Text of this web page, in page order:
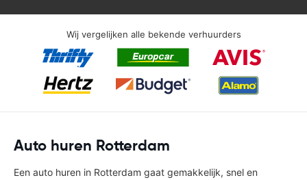
Wij vergelijken alle bekende verhuurders
Auto huren Rotterdam
Een auto huren in Rotterdam gaat gemakkelijk, snel en